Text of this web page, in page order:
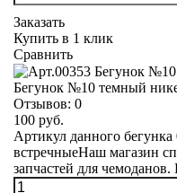
Заказать
Купить в 1 клик
Сравнить
Бегунок №10 темный
Отзывов: 0
100 руб.
Артикул данного
встречныеНаш магазин
запчастей для